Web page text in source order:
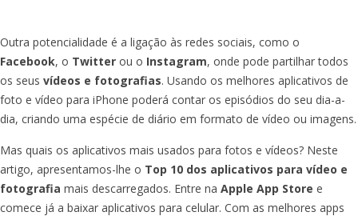
Outra potencialidade é a ligação às redes sociais, como o
Facebook, o Twitter ou o Instagram, onde pode partilhar todos
os seus vídeos e fotografias. Usando os melhores aplicativos de
foto e vídeo para iPhone poderá contar os episódios do seu dia-a-
dia, criando uma espécie de diário em formato de vídeo ou imagens.
Mas quais os aplicativos mais usados para fotos e vídeos? Neste
artigo, apresentamos-lhe o Top 10 dos aplicativos para vídeo e
fotografia mais descarregados. Entre na Apple App Store e
comece já a baixar aplicativos para celular. Com as melhores apps